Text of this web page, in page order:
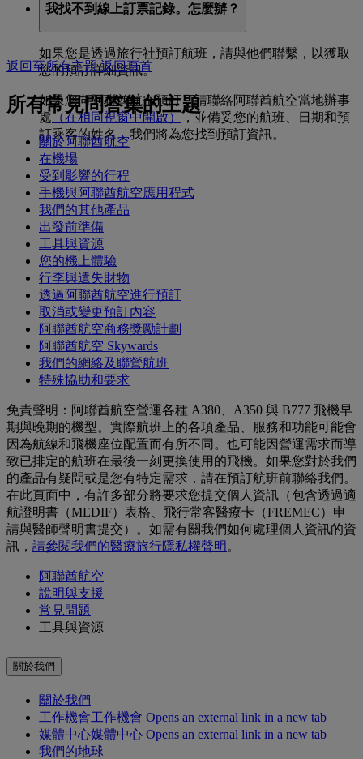
我找不到線上訂票記錄。怎麼辦？
如果您是透過旅行社預訂航班，請與他們聯繫，以獲取
您的預訂詳細資訊。
如果您向阿聯酋航空預訂，請聯絡阿聯酋航空當地辦事
處（在相同視窗中開啟），並備妥您的航班、日期和預
訂乘客的姓名，我們將為您找到預訂資訊。
返回至所有主題 返回頁首
所有常見問答集的主題
關於阿聯酋航空
在機場
受到影響的行程
手機與阿聯酋航空應用程式
我們的其他產品
出發前準備
工具與資源
您的機上體驗
行李與遺失財物
透過阿聯酋航空進行預訂
取消或變更預訂內容
阿聯酋航空商務獎勵計劃
阿聯酋航空 Skywards
我們的網絡及聯營航班
特殊協助和要求
免責聲明：阿聯酋航空營運各種 A380、A350 與 B777 飛機早
期與晚期的機型。實際航班上的各項產品、服務和功能可能會
因為航線和飛機座位配置而有所不同。也可能因營運需求而導
致已排定的航班在最後一刻更換使用的飛機。如果您對於我們
的產品有疑問或是您有特定需求，請在預訂航班前聯絡我們。
在此頁面中，有許多部分將要求您提交個人資訊（包含透過適
航證明書（MEDIF）表格、飛行常客醫療卡（FREMEC）申
請與醫師聲明書提交）。如需有關我們如何處理個人資訊的資
訊， 請參閱我們的醫療旅行隱私權聲明 。
阿聯酋航空
說明與支援
常見問題
工具與資源
關於我們
關於我們
工作機會工作機會 Opens an external link in a new tab
媒體中心媒體中心 Opens an external link in a new tab
我們的地球